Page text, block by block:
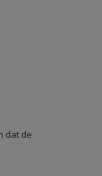
van Home
dat de